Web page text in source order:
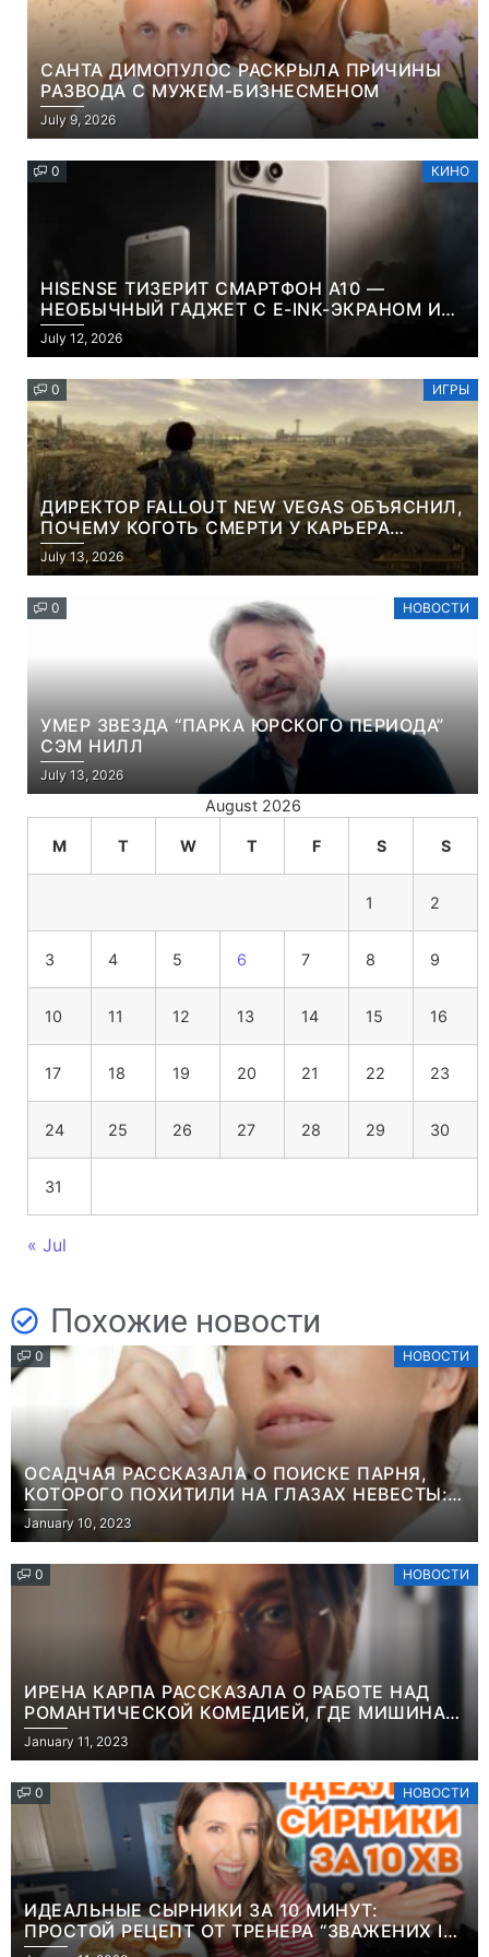
САНТА ДИМОПУЛОС РАСКРЫЛА ПРИЧИНЫ
РАЗВОДА С МУЖЕМ-БИЗНЕСМЕНОМ
July 9, 2026
0 КИНО
HISENSE ТИЗЕРИТ СМАРТФОН A10 —
НЕОБЫЧНЫЙ ГАДЖЕТ С E-INK-ЭКРАНОМ И
СЪЕМНОЙ LCD-ПАНЕЛЬЮ ДЛЯ ЦВЕТНОГО
КОНТЕНТА И СОЦСЕТЕЙ
July 12, 2026
0 ИГРЫ
ДИРЕКТОР FALLOUT NEW VEGAS ОБЪЯСНИЛ,
ПОЧЕМУ КОГОТЬ СМЕРТИ У КАРЬЕРА
НАМЕРЕННО СНОСИТ ВАМ ГОЛОВУ
July 13, 2026
0 НОВОСТИ
УМЕР ЗВЕЗДА “ПАРКА ЮРСКОГО ПЕРИОДА”
СЭМ НИЛЛ
July 13, 2026
August 2026
M T W T F S S
1 2
3 4 5 6 7 8 9
10 11 12 13 14 15 16
17 18 19 20 21 22 23
24 25 26 27 28 29 30
31
« Jul
Похожие новости
0 НОВОСТИ
ОСАДЧАЯ РАССКАЗАЛА О ПОИСКЕ ПАРНЯ,
КОТОРОГО ПОХИТИЛИ НА ГЛАЗАХ НЕВЕСТЫ:
“ОН ВЕСЬ УДАР ПРИНЯЛ НА СЕБЯ”
January 10, 2023
0 НОВОСТИ
ИРЕНА КАРПА РАССКАЗАЛА О РАБОТЕ НАД
РОМАНТИЧЕСКОЙ КОМЕДИЕЙ, ГДЕ МИШИНА В
РОЛИ МАТЕРИ-ОДИНОЧКИ
January 11, 2023
0 НОВОСТИ
ИДЕАЛЬНЫЕ СЫРНИКИ ЗА 10 МИНУТ:
ПРОСТОЙ РЕЦЕПТ ОТ ТРЕНЕРА “ЗВАЖЕНИХ І
ЩАСЛИВИХ” АНИТЫ ЛУЦЕНКО